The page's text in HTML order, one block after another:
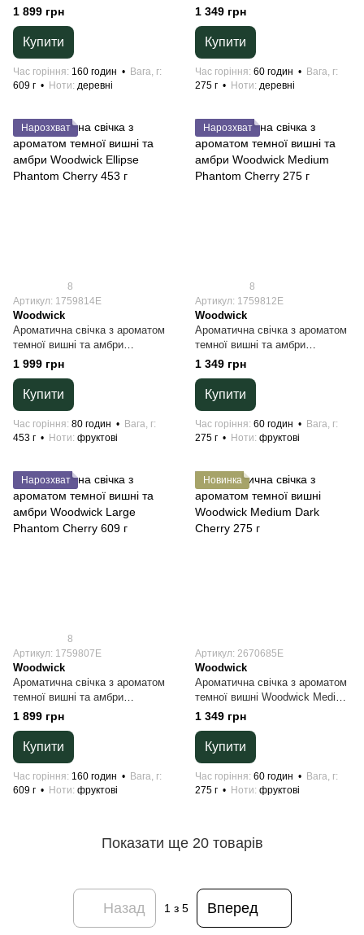
Woodwick Large Gilded Sands
1 899 грн
Купити
Час горіння 160 годин
Вага, г
609 г
Ноти деревні
Woodwick Medium Gilded Sands
1 349 грн
Купити
Час горіння 60 годин
Вага, г
275 г
Ноти деревні
Нарозхват
8
Артикул: 1759814E
Woodwick
Ароматична свічка з ароматом
темної вишні та амбри
Woodwick Ellipse Phantom
Cherry 453 г
1 999 грн
Купити
Час горіння 80 годин
Вага, г
453 г
Ноти фруктові
Нарозхват
8
Артикул: 1759812E
Woodwick
Ароматична свічка з ароматом
темної вишні та амбри
Woodwick Medium Phantom
Cherry 275 г
1 349 грн
Купити
Час горіння 60 годин
Вага, г
275 г
Ноти фруктові
Нарозхват
8
Артикул: 1759807E
Woodwick
Ароматична свічка з ароматом
темної вишні та амбри
Woodwick Large Phantom
Cherry 609 г
1 899 грн
Купити
Час горіння 160 годин
Вага, г
609 г
Ноти фруктові
Новинка
Артикул: 2670685E
Woodwick
Ароматична свічка з ароматом
темної вишні Woodwick Medium
Dark Cherry 275 г
1 349 грн
Купити
Час горіння 60 годин
Вага, г
275 г
Ноти фруктові
Показати ще 20 товарів
Назад 1 з 5 Вперед